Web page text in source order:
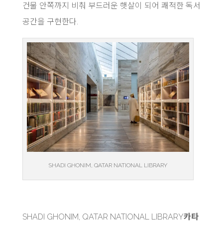
건물 안쪽까지 비춰 부드러운 햇살이 되어 쾌적한 독서
공간을 구현한다.
SHADI GHONIM, QATAR NATIONAL LIBRARY
SHADI GHONIM, QATAR NATIONAL LIBRARY카타